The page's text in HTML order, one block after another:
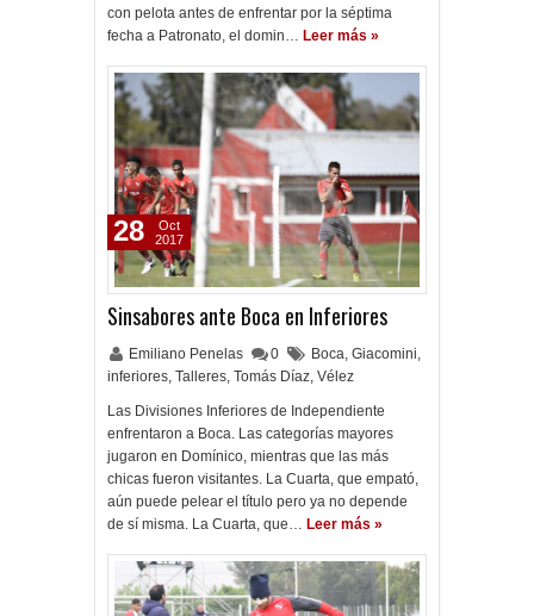
con pelota antes de enfrentar por la séptima
fecha a Patronato, el domin… Leer más »
Sinsabores ante Boca en Inferiores
Emiliano Penelas 0 Boca, Giacomini,
inferiores, Talleres, Tomás Díaz, Vélez
Las Divisiones Inferiores de Independiente
enfrentaron a Boca. Las categorías mayores
jugaron en Domínico, mientras que las más
chicas fueron visitantes. La Cuarta, que empató,
aún puede pelear el título pero ya no depende
de sí misma. La Cuarta, que… Leer más »
28
Oct
2017